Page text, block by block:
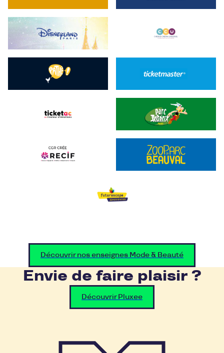
Découvrir nos enseignes Mode & Beauté
Envie de faire plaisir ?
Découvrir Pluxee